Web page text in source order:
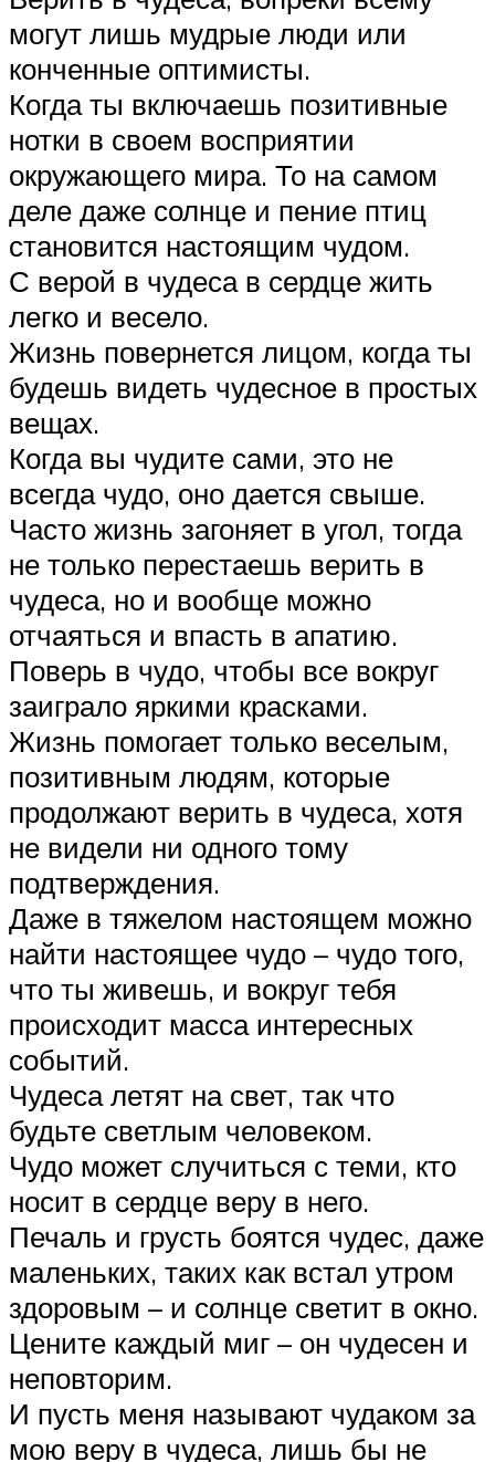
могут лишь мудрые люди или
конченные оптимисты.
Когда ты включаешь позитивные
нотки в своем восприятии
окружающего мира. То на самом
деле даже солнце и пение птиц
становится настоящим чудом.
С верой в чудеса в сердце жить
легко и весело.
Жизнь повернется лицом, когда ты
будешь видеть чудесное в простых
вещах.
Когда вы чудите сами, это не
всегда чудо, оно дается свыше.
Часто жизнь загоняет в угол, тогда
не только перестаешь верить в
чудеса, но и вообще можно
отчаяться и впасть в апатию.
Поверь в чудо, чтобы все вокруг
заиграло яркими красками.
Жизнь помогает только веселым,
позитивным людям, которые
продолжают верить в чудеса, хотя
не видели ни одного тому
подтверждения.
Даже в тяжелом настоящем можно
найти настоящее чудо – чудо того,
что ты живешь, и вокруг тебя
происходит масса интересных
событий.
Чудеса летят на свет, так что
будьте светлым человеком.
Чудо может случиться с теми, кто
носит в сердце веру в него.
Печаль и грусть боятся чудес, даже
маленьких, таких как встал утром
здоровым – и солнце светит в окно.
Цените каждый миг – он чудесен и
неповторим.
И пусть меня называют чудаком за
мою веру в чудеса, лишь бы не